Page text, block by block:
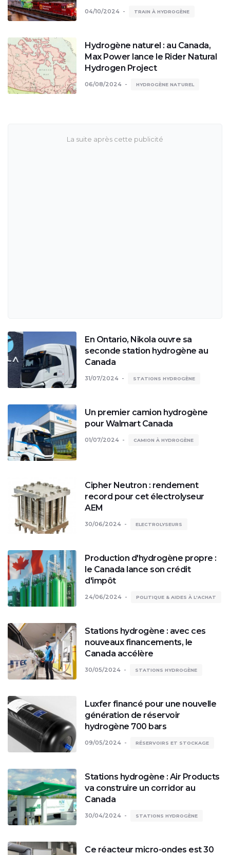
04/10/2024 TRAIN À HYDROGÈNE
Hydrogène naturel : au Canada,
Max Power lance le Rider Natural
Hydrogen Project
06/08/2024 HYDROGÈNE NATUREL
En Ontario, Nikola ouvre sa
seconde station hydrogène au
Canada
31/07/2024 STATIONS HYDROGÈNE
Un premier camion hydrogène
pour Walmart Canada
01/07/2024 CAMION À HYDROGÈNE
Cipher Neutron : rendement
record pour cet électrolyseur
AEM
30/06/2024 ELECTROLYSEURS
Production d'hydrogène propre :
le Canada lance son crédit
d'impôt
24/06/2024 POLITIQUE & AIDES À L'ACHAT
Stations hydrogène : avec ces
nouveaux financements, le
Canada accélère
30/05/2024 STATIONS HYDROGÈNE
Luxfer financé pour une nouvelle
génération de réservoir
hydrogène 700 bars
09/05/2024 RÉSERVOIRS ET STOCKAGE
Stations hydrogène : Air Products
va construire un corridor au
Canada
30/04/2024 STATIONS HYDROGÈNE
Ce réacteur micro-ondes est 30